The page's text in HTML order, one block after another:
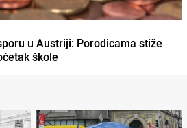
u Austriji: Porodicama stiže
škole